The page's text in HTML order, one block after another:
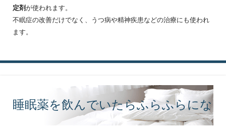
定剤が使われます。
不眠症の改善だけでなく、うつ病や精神疾患などの治療にも使われ
ます。
睡眠薬を飲んでいたらふらふらにな